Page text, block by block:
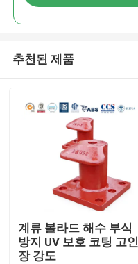
추천된 제품
계류 볼라드 해수 부식
방지 UV 보호 코팅 고인
장 강도